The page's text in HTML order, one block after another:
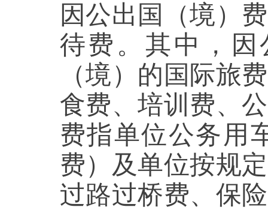
因公出国（境）
待费。其中，
（境）的国际旅
食费、培训费、
费指单位公务用
费）及单位按规
过路过桥费、保